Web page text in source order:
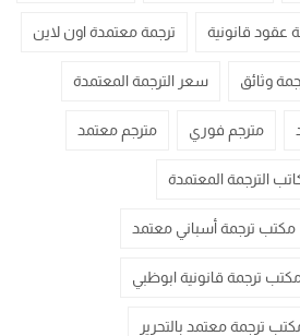
عقود قانونية ترجمة معتمدة اون لاين
وثائق سعر الترجمة المعتمدة
مترجم فوري مترجم معتمد
الترجمة المعتمدة
مكتب ترجمة أسباني معتمد
ترجمة قانونية ابوظبي
ترجمة معتمد بالتحرير